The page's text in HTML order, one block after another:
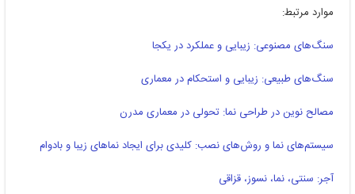
موارد مرتبط:
سنگ‌های مصنوعی: زیبایی و عملکرد در یکجا
سنگ‌های طبیعی: زیبایی و استحکام در معماری
مصالح نوین در طراحی نما: تحولی در معماری مدرن
سیستم‌های نما و روش‌های نصب: کلیدی برای ایجاد نماهای زیبا و بادوام
آجر: سنتی، نما، نسوز، قزاقی